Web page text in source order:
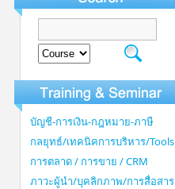
บัญชี-การเงิน-กฎหมาย-ภาษี
กลยุทธ์/เทคนิคการบริหาร/Tools
การตลาด / การขาย / CRM
ภาวะผู้นำ/บุคลิกภาพ/การสื่อสาร